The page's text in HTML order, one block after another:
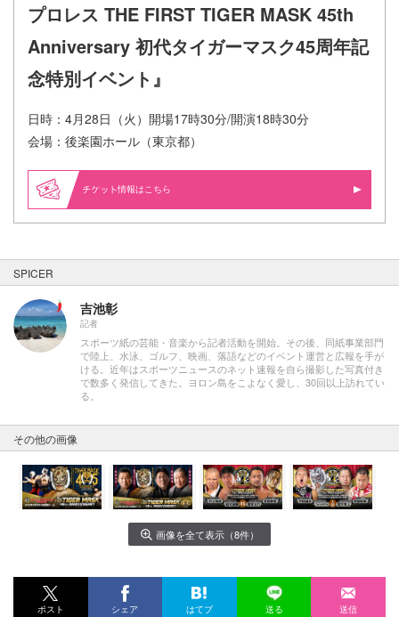
プロレス THE FIRST TIGER MASK 45th
Anniversary 初代タイガーマスク45周年記
念特別イベント』
日時：4月28日（火）開場17時30分/開演18時30分
会場：後楽園ホール（東京都）
情報はこちら
SPICER
吉池彰
記者
スポーツ紙の芸能・音楽から記者活動を開始。その後、同紙事業部門
で陸上、水泳、ゴルフ、映画、落語などのイベント運営と広報を手が
ける。近年はスポーツニュースのネット速報を自ら撮影した写真付き
で数多く発信してきた。ヨロン島をこよなく愛し、30回以上訪れてい
る。
その他の画像
画像を全て表示（8件）
ポスト シェア はてブ 送る 送信